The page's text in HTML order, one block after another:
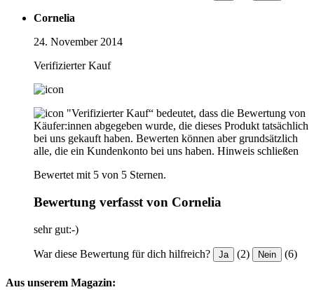
Cornelia
24. November 2014
Verifizierter Kauf
"Verifizierter Kauf“ bedeutet, dass die Bewertung von
Käufer:innen abgegeben wurde, die dieses Produkt tatsächlich
bei uns gekauft haben. Bewerten können aber grundsätzlich
alle, die ein Kundenkonto bei uns haben. Hinweis schließen
Bewertet mit 5 von 5 Sternen.
Bewertung verfasst von Cornelia
sehr gut:-)
War diese Bewertung für dich hilfreich? Ja (2) Nein (6)
Aus unserem Magazin: